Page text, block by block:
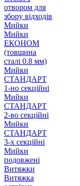
отвором для
збору відходів
Мийки
Мийки
ЕКОНОМ
(товщина
сталі 0.8 мм)
Мийки
СТАНДАРТ
1-но секційні
Мийки
СТАНДАРТ
2-во секційні
Мийки
СТАНДАРТ
3-х секційні
Мийки
подовжені
Витяжки
Витяжка